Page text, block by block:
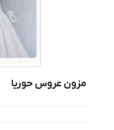
مزون عروس حوریا